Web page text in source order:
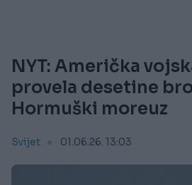
NYT: Američka
provela desetine
Hormuški moreuz
Svijet 01.06.26. 13:03